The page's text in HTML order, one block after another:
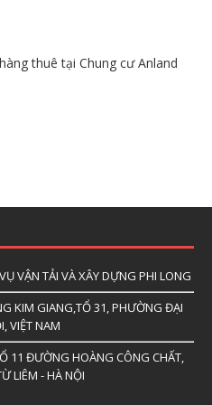
thuê tại Chung cư Anland
VẬN TẢI VÀ XÂY DỰNG PHI LONG
KIM GIANG,TỔ 31, PHƯỜNG ĐẠI
VIỆT NAM
11 ĐƯỜNG HOÀNG CÔNG CHẤT,
LIÊM - HÀ NỘI